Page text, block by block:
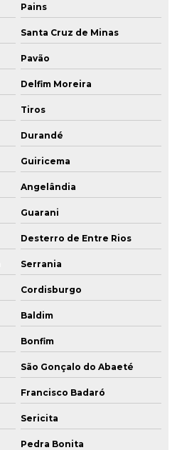
Pains
Santa Cruz de Minas
Pavão
Delfim Moreira
Tiros
Durandé
Guiricema
Angelândia
Guarani
Desterro de Entre Rios
Serrania
Cordisburgo
Baldim
Bonfim
São Gonçalo do Abaeté
Francisco Badaró
Sericita
Pedra Bonita